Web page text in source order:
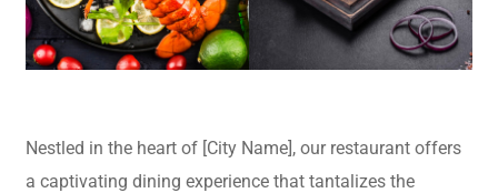
Nestled in the heart of [City Name], our restaurant offers
a captivating dining experience that tantalizes the